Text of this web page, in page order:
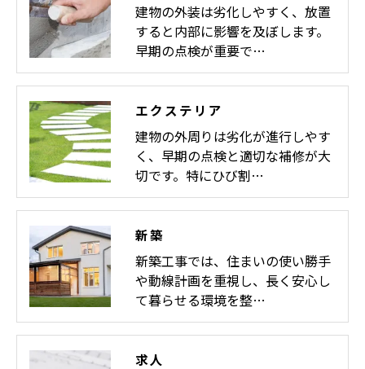
建物の外装は劣化しやすく、放置
すると内部に影響を及ぼします。
早期の点検が重要で…
エクステリア
建物の外周りは劣化が進行しやす
く、早期の点検と適切な補修が大
切です。特にひび割…
新築
新築工事では、住まいの使い勝手
や動線計画を重視し、長く安心し
て暮らせる環境を整…
求人